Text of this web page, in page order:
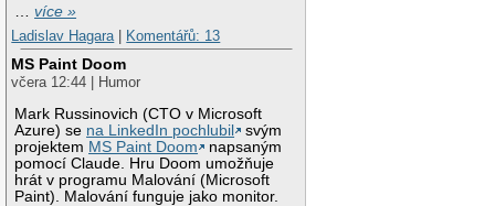
…více »
Ladislav Hagara
Komentářů: 13
MS Paint Doom
včera 12:44 | Humor
Mark Russinovich (CTO v Microsoft
Azure) se na LinkedIn pochlubil
svým
projektem MS Paint Doom
napsaným
pomocí Claude. Hru Doom umožňuje
hrát v programu Malování (Microsoft
Paint). Malování funguje jako monitor.